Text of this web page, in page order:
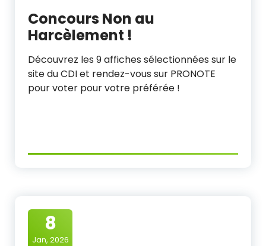
Concours Non au
Harcèlement !
Découvrez les 9 affiches sélectionnées sur le
site du CDI et rendez-vous sur PRONOTE
pour voter pour votre préférée !
8
Jan, 2026